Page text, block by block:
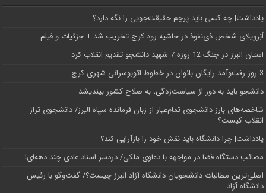
یادداشت| ‌چه کسی باید پرچم حقیقت‌جویی را نگه دارد؟
اَبَر‌ویلای شخص ذی‌نفوذ در حاشیه‌ رود کرج تخریب شد + جزئیات و فیلم
استان البرز در جنگ 12 روزه 7 شهید دانشجو تقدیم انقلاب کرد
3 روز رفت‌وآمد رایگان بانوان در خطوط اتوبوسرانی شهری کرج
دانشجو باید به دور از سیاست‌زدگی، به صلاح کشور بیندیشد
شاخصه‌های بارز دانشجوی تمام‌عیار از زبان فرمانده سپاه البرز/ دانشجوی تراز
انقلاب کیست؟
یادداشت| چرا دانشگاه باید نقش خود را بازآرایی کند؟
مصائب دستگاه قضا در مواجهه با دعاوی ملکی/ دردسر اسناد عادی چند‌ دهه‌ای!
اصلی‌ترین مطالبات دانشجویان دانشگاه آزاد البرز چیست؟/ گفت‌وگو با رئیس
دانشگاه آز‌اد